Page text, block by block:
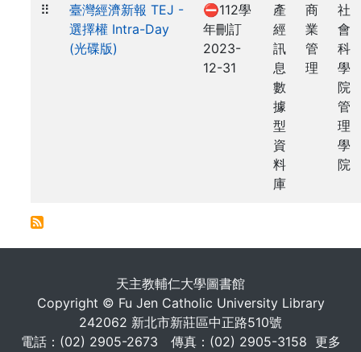
⠿
臺灣經濟新報 TEJ -
選擇權 Intra-Day
(光碟版)
⛔112學
年刪訂
2023-
12-31
產
經
訊
息
數
據
型
資
料
庫
商
業
管
理
社
會
科
學
院
管
理
學
院
天主教輔仁大學圖書館
Copyright © Fu Jen Catholic University Library
242062 新北市新莊區中正路510號
電話：(02) 2905-2673 傳真：(02) 2905-3158 更多